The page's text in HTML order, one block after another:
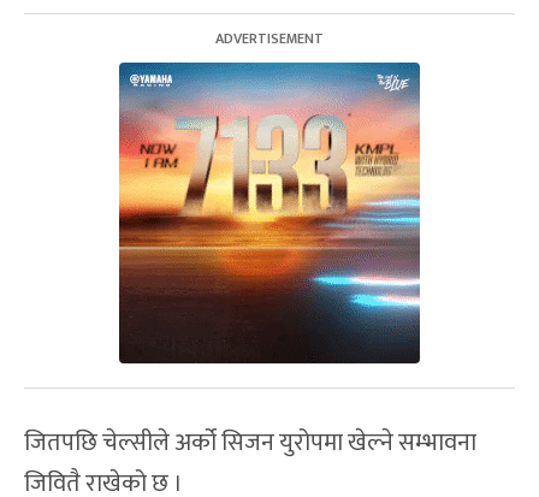
जितपछि चेल्सीले अर्को सिजन युरोपमा खेल्ने सम्भावना
जिवितै राखेको छ ।